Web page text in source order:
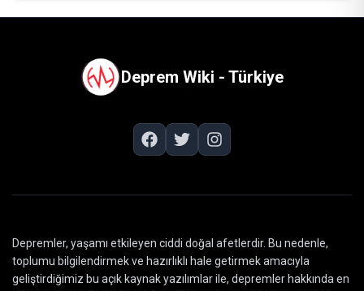
Deprem Wiki - Türkiye
Depremler, yaşamı etkileyen ciddi doğal afetlerdir. Bu nedenle,
toplumu bilgilendirmek ve hazırlıklı hale getirmek amacıyla
geliştirdiğimiz bu açık kaynak yazılımlar ile, depremler hakkında en